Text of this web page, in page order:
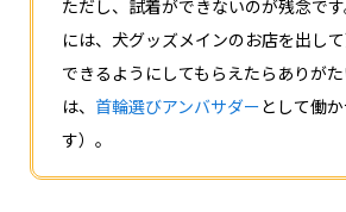
ただし、試着ができないのが残念で
には、犬グッズメインのお店を出し
できるようにしてもらえたらありが
は、 首輪選びアンバサダーとして働
す）。